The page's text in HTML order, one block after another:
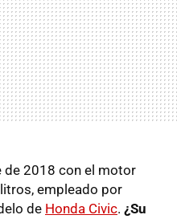
de 2018 con el motor
empleado por
de Honda Civic. ¿Su